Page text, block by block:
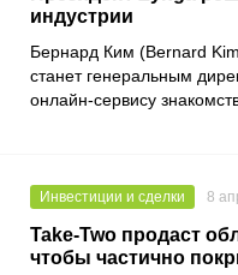
индустрии
Бернард Ким (Bernard
станет генеральным
онлайн-сервису
Инвестиции и сделки 8
Take-Two продаст
чтобы частично